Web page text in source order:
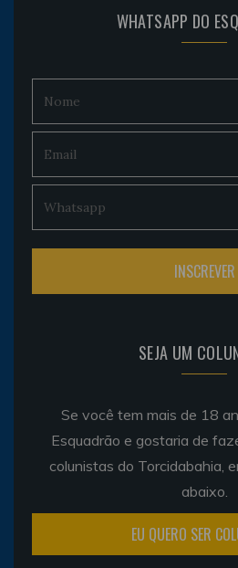
WHATSAPP DO
SEJA UM
Se você tem mais de 18
Esquadrão e gostaria de
colunistas do Torcidabahia,
abaixo.
EU QUERO SER